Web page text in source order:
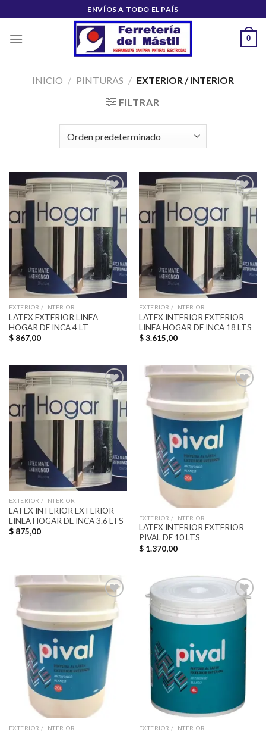
al
contenido
ENVÍOS A TODO EL PAÍS
0
INICIO / PINTURAS / EXTERIOR / INTERIOR
FILTRAR
Añadir
a la
lista de
deseos
EXTERIOR / INTERIOR
LATEX EXTERIOR LINEA
HOGAR DE INCA 4 LT
$867,00
Añadir
a la
lista de
deseos
EXTERIOR / INTERIOR
LATEX INTERIOR EXTERIOR
LINEA HOGAR DE INCA 18 LTS
$3.615,00
Añadir
a la
lista de
deseos
EXTERIOR / INTERIOR
LATEX INTERIOR EXTERIOR
LINEA HOGAR DE INCA 3.6 LTS
$875,00
Añadir
a la
lista de
deseos
EXTERIOR / INTERIOR
LATEX INTERIOR EXTERIOR
PIVAL DE 10 LTS
$1.370,00
Añadir
a la
lista de
deseos
EXTERIOR / INTERIOR
Añadir
EXTERIOR / INTERIOR